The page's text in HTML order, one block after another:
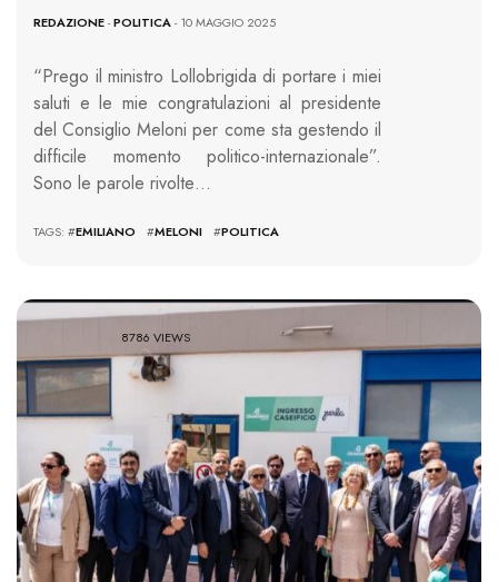
REDAZIONE-POLITICA- 10 MAGGIO 2025
“Prego il ministro Lollobrigida di portare i miei
saluti e le mie congratulazioni al presidente
del Consiglio Meloni per come sta gestendo il
difficile momento politico-internazionale”.
Sono le parole rivolte…
TAGS: #EMILIANO #MELONI #POLITICA
8786 VIEWS